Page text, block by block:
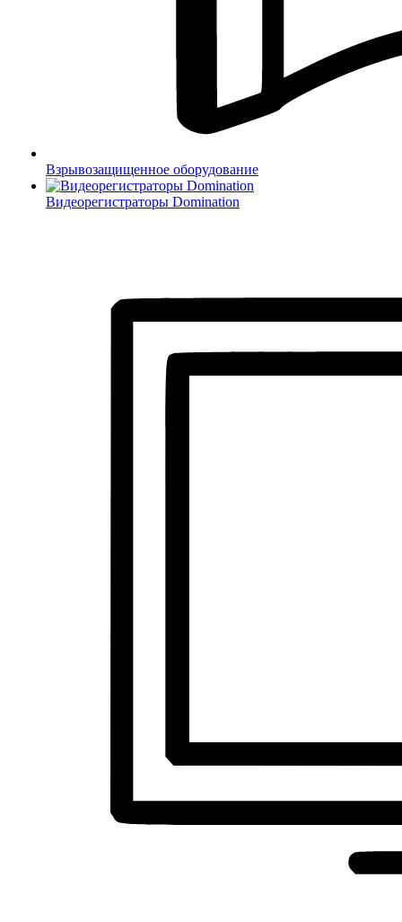
Взрывозащищенное оборудование
Видеорегистраторы Domination